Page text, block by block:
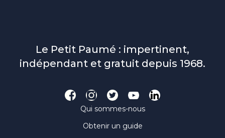
Le Petit Paumé : impertinent,
indépendant et gratuit depuis 1968.
Qui sommes-nous
Obtenir un guide